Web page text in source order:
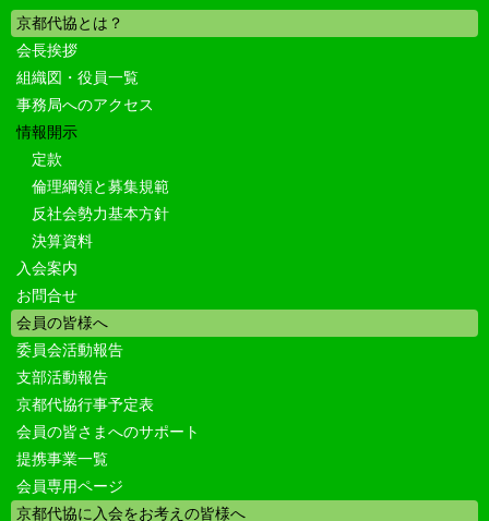
京都代協とは？
会長挨拶
組織図・役員一覧
事務局へのアクセス
情報開示
定款
倫理綱領と募集規範
反社会勢力基本方針
決算資料
入会案内
お問合せ
会員の皆様へ
委員会活動報告
支部活動報告
京都代協行事予定表
会員の皆さまへのサポート
提携事業一覧
会員専用ページ
京都代協に入会をお考えの皆様へ